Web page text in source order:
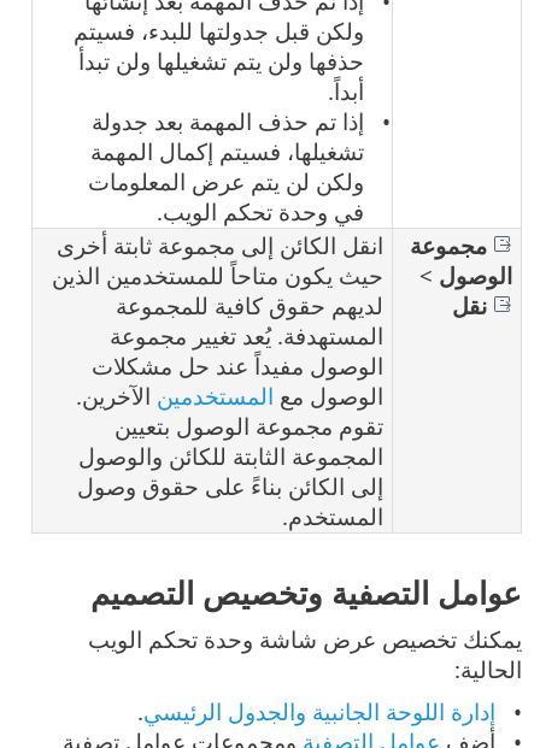
ولكن قبل جدولتها للبدء، فسيتم
حذفها ولن يتم تشغيلها ولن تبدأ
أبداً.
إذا تم حذف المهمة بعد جدولة
تشغيلها، فسيتم إكمال المهمة
ولكن لن يتم عرض المعلومات
في وحدة تحكم الويب.
مجموعة
الوصول >
نقل
انقل الكائن إلى مجموعة ثابتة أخرى
حيث يكون متاحاً للمستخدمين الذين
لديهم حقوق كافية للمجموعة
المستهدفة. يُعد تغيير مجموعة
الوصول مفيداً عند حل مشكلات
الوصول مع المستخدمين الآخرين.
تقوم مجموعة الوصول بتعيين
المجموعة الثابتة للكائن والوصول
إلى الكائن بناءً على حقوق وصول
المستخدم.
عوامل التصفية وتخصيص التصميم
يمكنك تخصيص عرض شاشة وحدة تحكم الويب
الحالية:
إدارة اللوحة الجانبية والجدول الرئيسي.
أضف عوامل التصفية ومجموعات عوامل تصفية